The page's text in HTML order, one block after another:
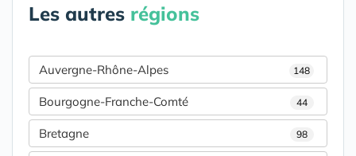
Les autres régions
Auvergne-Rhône-Alpes 148
Bourgogne-Franche-Comté 44
Bretagne 98